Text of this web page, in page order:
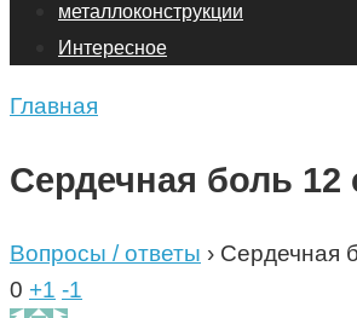
металлоконструкции
Интересное
Главная
Сердечная боль 12
Вопросы / ответы › Сердечная
0 +1 -1